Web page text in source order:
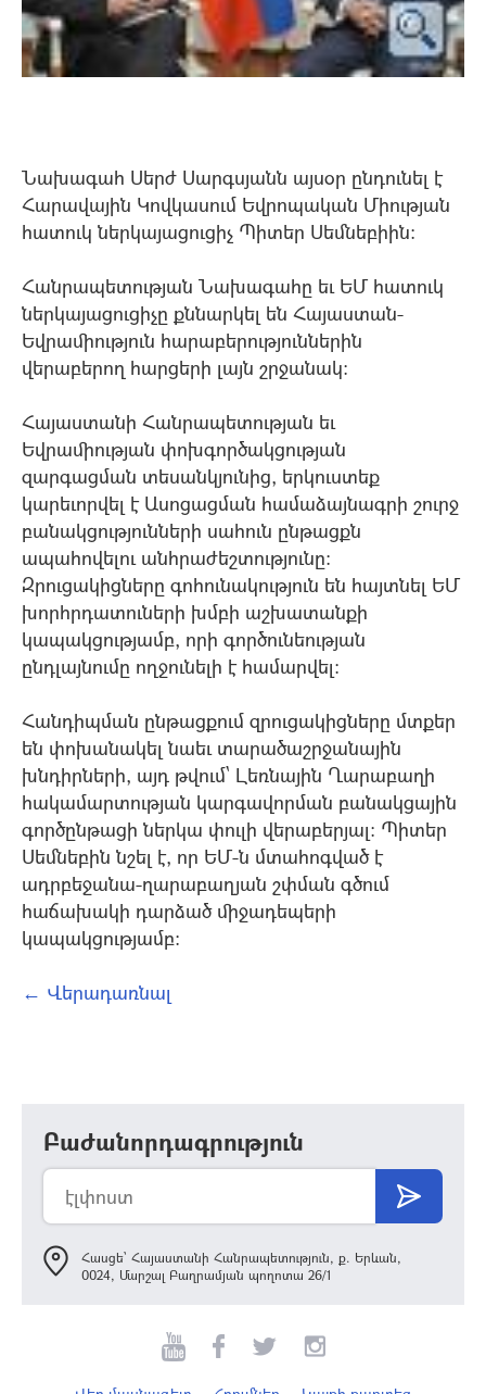
Նախագահ Սերժ Սարգսյանն այսօր ընդունել է
Հարավային Կովկասում Եվրոպական Միության
հատուկ ներկայացուցիչ Պիտեր Սեմնեբիին:
Հանրապետության Նախագահը եւ ԵՄ հատուկ
ներկայացուցիչը քննարկել են Հայաստան-
Եվրամիություն հարաբերություններին
վերաբերող հարցերի լայն շրջանակ:
Հայաստանի Հանրապետության եւ
Եվրամիության փոխգործակցության
զարգացման տեսանկյունից, երկուստեք
կարեւորվել է Ասոցացման համաձայնագրի շուրջ
բանակցությունների սահուն ընթացքն
ապահովելու անհրաժեշտությունը:
Զրուցակիցները գոհունակություն են հայտնել ԵՄ
խորհրդատուների խմբի աշխատանքի
կապակցությամբ, որի գործունեության
ընդլայնումը ողջունելի է համարվել:
Հանդիպման ընթացքում զրուցակիցները մտքեր
են փոխանակել նաեւ տարածաշրջանային
խնդիրների, այդ թվում` Լեռնային Ղարաբաղի
հակամարտության կարգավորման բանակցային
գործընթացի ներկա փուլի վերաբերյալ: Պիտեր
Սեմնեբին նշել է, որ ԵՄ-ն մտահոգված է
ադրբեջանա-ղարաբաղյան շփման գծում
հաճախակի դարձած միջադեպերի
կապակցությամբ:
← Վերադառնալ
Բաժանորդագրություն
Հասցե՝ Հայաստանի Հանրապետություն, ք. Երևան,
0024, Մարշալ Բաղրամյան պողոտա 26/1